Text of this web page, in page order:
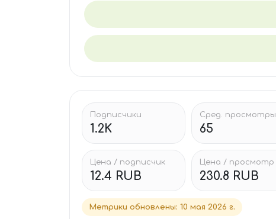
Подписчики
1.2K
Сред. просмотры
65
Цена / подписчик
12.4 RUB
Цена / просмотр
230.8 RUB
Метрики обновлены: 10 мая 2026 г.